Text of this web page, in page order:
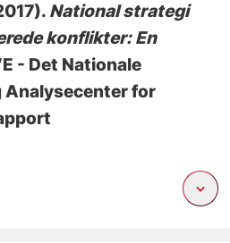
National strategi
konflikter: En
- Det Nationale
Analysecenter for